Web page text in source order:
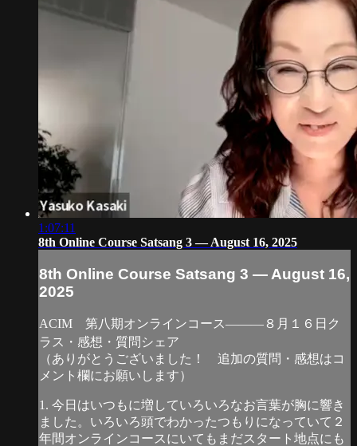
1:07:11
8th Online Course Satsang 3 — August 16, 2025
8th Online Course Satsang 3 — August 16,
2025
ACIM 第八期オンラインコース―――８月１６日ク
ラス・感想・質問シェア
（ありがとうございました！ 追加の質問・感想はコ
メント欄にお願いします）
1. 今日はいつもに増していろいろなお言葉が胸に響き
ました。いろいろ頭でわかったつもりになっていて２
年間オンラインコースにいてもまだスタート地点にも